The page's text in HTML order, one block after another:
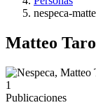
nespeca-
Matteo
1
Publicaciones